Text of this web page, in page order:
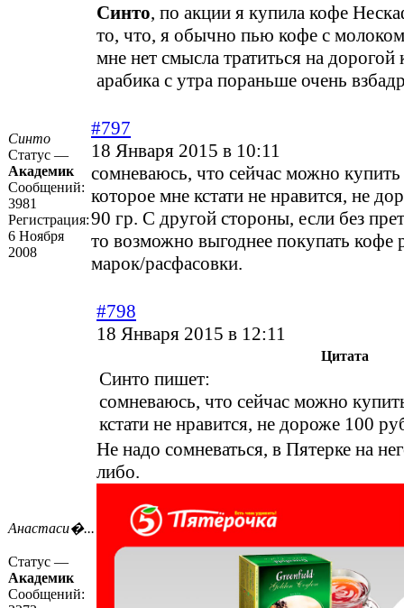
Синто, по акции я купила кофе
то, что, я обычно пью кофе с
мне нет смысла тратиться на
арабика с утра пораньше очень
Синто
Статус —
Академик
Сообщений:
3981
Регистрация:
6 Ноября
2008
#797
18 Января 2015 в 10:11
сомневаюсь, что сейчас можно
которое мне кстати не нравится, не
90 гр. С другой стороны, если без
то возможно выгоднее покупать кофе
марок/расфасовки.
Анастаси�...
Статус —
Академик
Сообщений:
#798
18 Января 2015 в 12:11
Цитата
Синто пишет:
сомневаюсь, что сейчас можно
кстати не нравится, не дороже 100
Не надо сомневаться, в Пятерке на
либо.